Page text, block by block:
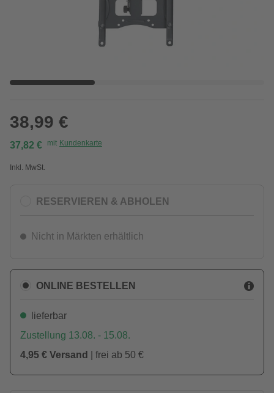
38,99 €
37,82 € mit Kundenkarte
Inkl. MwSt.
RESERVIEREN & ABHOLEN
Nicht in Märkten erhältlich
ONLINE BESTELLEN
lieferbar
Zustellung 13.08. - 15.08.
4,95 € Versand
| frei ab 50 €